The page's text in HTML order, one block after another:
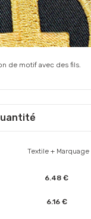
de motif avec des fils.
Textile + Marquage
6.48 €
6.16 €